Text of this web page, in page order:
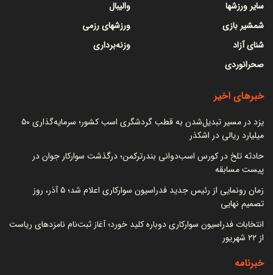
سایر ورزشها
شمشیر بازی
شنای آزاد
صحرانوردی
والیبال
ورزشهای رزمی
وزنه‌برداری
خبرهای اخیر
یزد در مسیر تبدیل‌شدن به قطب گردشگری اسب کشور؛ سرمایه‌گذاری ۵۰
میلیارد ریالی در اشکذر
حادثه تلخ در کورس اسب‌دوانی بندرترکمن؛ درگذشت سوارکار جوان در
پیست مسابقه
زمان رونمایی از رئیس جدید فدراسیون سوارکاری اعلام شد؛ ۵ آذر، روز
تصمیم نهایی
انتخابات فدراسیون سوارکاری دوباره کلید خورد؛ آغاز ثبت‌نام نامزدهای ریاست
از ۲۲ شهریور
خبرنامه